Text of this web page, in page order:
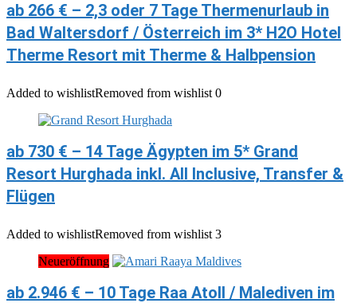
ab 266 € – 2,3 oder 7 Tage Thermenurlaub in
Bad Waltersdorf / Österreich im 3* H2O Hotel
Therme Resort mit Therme & Halbpension
Added to wishlistRemoved from wishlist 0
ab 730 € – 14 Tage Ägypten im 5* Grand
Resort Hurghada inkl. All Inclusive, Transfer &
Flügen
Added to wishlistRemoved from wishlist 3
Neueröffnung
ab 2.946 € – 10 Tage Raa Atoll / Malediven im